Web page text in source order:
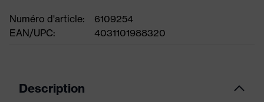
Numéro d'article:
6109254
EAN/UPC:
4031101988320
Description